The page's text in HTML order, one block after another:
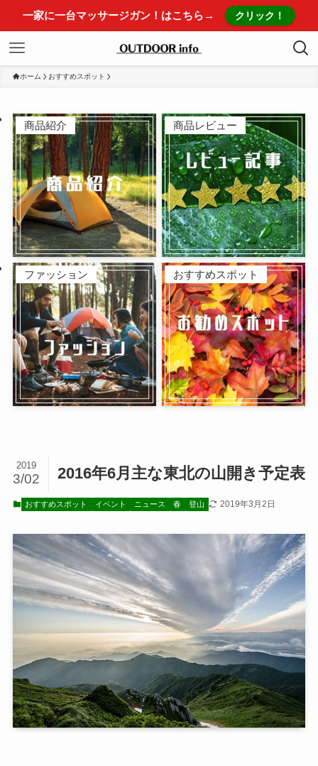
一家に一台マッサージガン！はこちら→ クリック！
ホーム おすすめスポット
商品紹介 商品レビュー
ファッション おすすめスポット
2016年6月主な東北の山開き予定表
2019
3/02
おすすめスポット イベント ニュース 春 登山 2019年3月2日